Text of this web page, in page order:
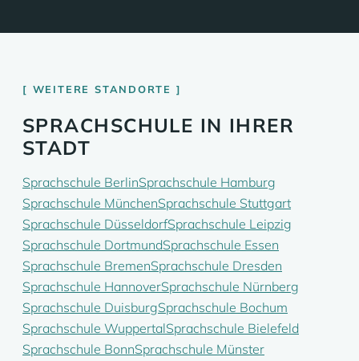
WEITERE STANDORTE
SPRACHSCHULE IN IHRER
STADT
Sprachschule BerlinSprachschule Hamburg
Sprachschule MünchenSprachschule Stuttgart
Sprachschule DüsseldorfSprachschule Leipzig
Sprachschule DortmundSprachschule Essen
Sprachschule BremenSprachschule Dresden
Sprachschule HannoverSprachschule Nürnberg
Sprachschule DuisburgSprachschule Bochum
Sprachschule WuppertalSprachschule Bielefeld
Sprachschule BonnSprachschule Münster